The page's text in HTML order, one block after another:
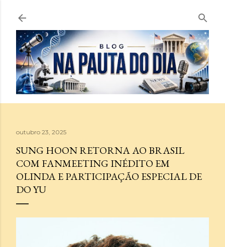
Pular para o conteúdo principal
outubro 23, 2025
SUNG HOON RETORNA AO BRASIL
COM FANMEETING INÉDITO EM
OLINDA E PARTICIPAÇÃO ESPECIAL DE
DO YU